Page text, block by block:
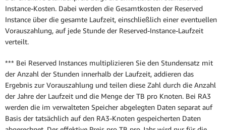
Instance-Kosten. Dabei werden die Gesamtkosten der Reserved
Instance über die gesamte Laufzeit, einschließlich einer eventuellen
Vorauszahlung, auf jede Stunde der Reserved-Instance-Laufzeit
verteilt.
*** Bei Reserved Instances multiplizieren Sie den Stundensatz mit
der Anzahl der Stunden innerhalb der Laufzeit, addieren das
Ergebnis zur Vorauszahlung und teilen diese Zahl durch die Anzahl
der Jahre der Laufzeit und die Menge der TB pro Knoten. Bei RA3
werden die im verwalteten Speicher abgelegten Daten separat auf
Basis der tatsächlich auf den RA3-Knoten gespeicherten Daten